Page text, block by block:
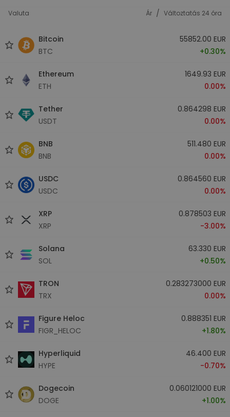
Valuta Ár / Változtatás 24 óra
Bitcoin
BTC
55852.00 EUR
+0.30%
Ethereum
ETH
1649.93 EUR
0.00%
Tether
USDT
0.864298 EUR
0.00%
BNB
BNB
511.480 EUR
0.00%
USDC
USDC
0.864560 EUR
0.00%
XRP
XRP
0.878503 EUR
-3.00%
Solana
SOL
63.330 EUR
+0.50%
TRON
TRX
0.283273000 EUR
0.00%
Figure Heloc
FIGR_HELOC
0.888351 EUR
+1.80%
Hyperliquid
HYPE
46.400 EUR
-0.70%
Dogecoin
DOGE
0.060121000 EUR
+1.00%